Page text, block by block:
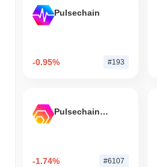
Pulsechain
-0.95% #193
Pulsechain Bridged HEX (Pulsechain)
-1.74% #6107